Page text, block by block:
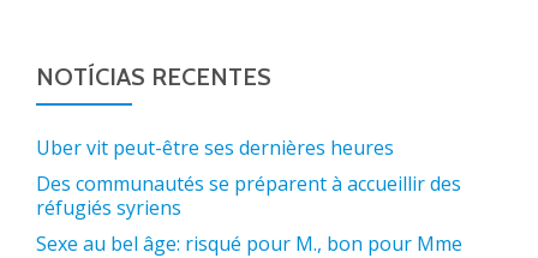
NOTÍCIAS RECENTES
Uber vit peut-être ses dernières heures
Des communautés se préparent à accueillir des
réfugiés syriens
Sexe au bel âge: risqué pour M., bon pour Mme